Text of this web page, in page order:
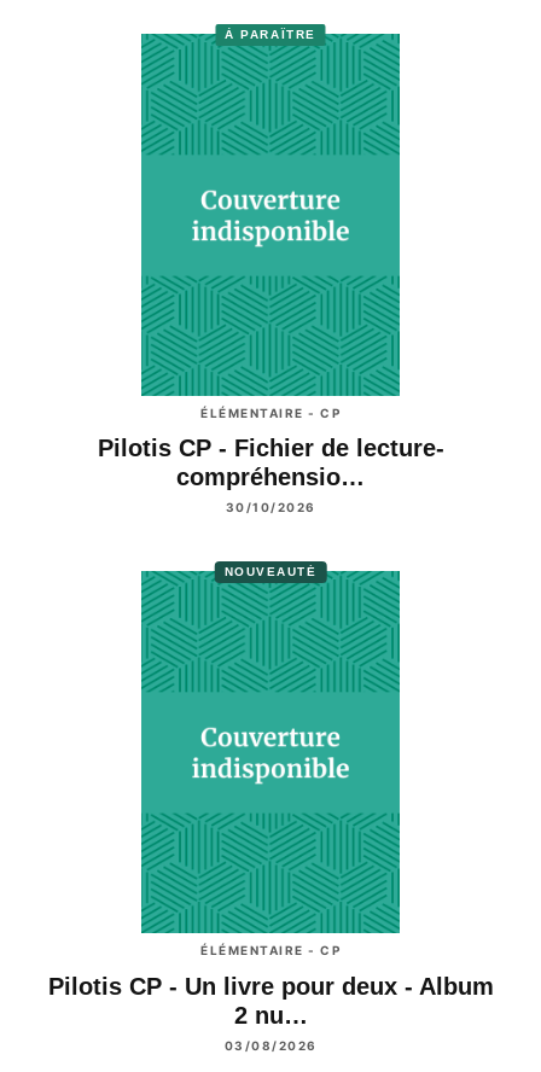
À PARAÎTRE
ÉLÉMENTAIRE - CP
Pilotis CP - Fichier de lecture-
compréhensio…
30/10/2026
NOUVEAUTÉ
ÉLÉMENTAIRE - CP
Pilotis CP - Un livre pour deux - Album
2 nu…
03/08/2026